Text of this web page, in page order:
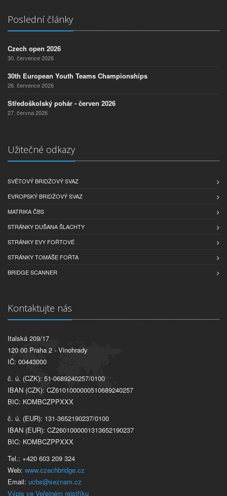
Poslední články
Czech open 2026
30. července 2026
30th European Youth Teams Championships
26. července 2026
Středoškolský pohár - červen 2026
27. června 2026
Užitečné odkazy
SVĚTOVÝ BRIDŽOVÝ SVAZ
EVROPSKÝ BRIDŽOVÝ SVAZ
MATRIKA ČBS
STRÁNKY DUŠANA ŠLACHTY
STRÁNKY EVY FOŘTOVÉ
STRÁNKY TOMÁŠE FOŘTA
BRIDGE SCANNER
Kontaktujte nás
Italská 209/17
120 00 Praha 2 - Vinohrady
IČ: 00443000
č. ú. (CZK): 51-0689240257/0100
IBAN (CZK): CZ6101000000510689240257
BIC: KOMBCZPPXXX
č. ú. (EUR): 131-3652190237/0100
IBAN (EUR): CZ2601000001313652190237
BIC: KOMBCZPPXXX
Tel.: +420 603 209 324
Web: www.czechbridge.cz
Email: ucbs@seznam.cz
Výpis ve Veřejném rejstříku